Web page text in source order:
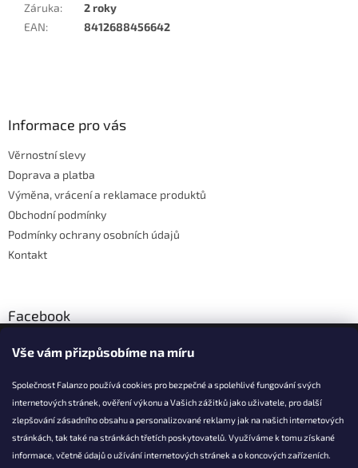
Vše vám přizpůsobíme na míru
Společnost Falanzo používá cookies pro bezpečné a spolehlivé fungování svých
internetových stránek, ověření výkonu a Vašich zážitků jako uživatele, pro další
zlepšování zásadního obsahu a personalizované reklamy jak na našich internetových
stránkách, tak také na stránkách třetích poskytovatelů. Využíváme k tomu získané
informace, včetně údajů o užívání internetových stránek a o koncových zařízeních.
Záruka:
2 roky
EAN: 8412688456642
Informace pro vás
Věrnostní slevy
Doprava a platba
Výměna, vrácení a reklamace produktů
Obchodní podmínky
Podmínky ochrany osobních údajů
Kontakt
Facebook
KONTAKT
info@falanzo.cz
Falanzo.cz